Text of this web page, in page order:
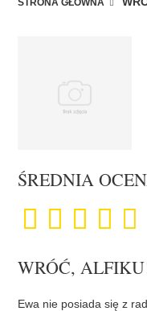
STRONA GŁÓWNA
ŚREDNIA
WRÓĆ,
Ewa nie posiada się z